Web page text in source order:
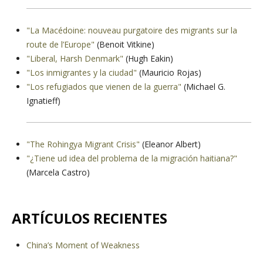
"La Macédoine: nouveau purgatoire des migrants sur la
route de l’Europe" (Benoit Vitkine)
"Liberal, Harsh Denmark" (Hugh Eakin)
"Los inmigrantes y la ciudad" (Mauricio Rojas)
"Los refugiados que vienen de la guerra" (Michael G.
Ignatieff)
"The Rohingya Migrant Crisis" (Eleanor Albert)
"¿Tiene ud idea del problema de la migración haitiana?"
(Marcela Castro)
ARTÍCULOS RECIENTES
China’s Moment of Weakness